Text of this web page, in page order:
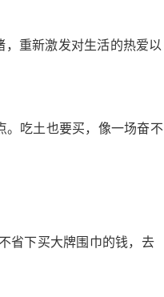
重新激发对生活的热爱以
。吃土也要买，像一场奋不
省下买大牌围巾的钱，去